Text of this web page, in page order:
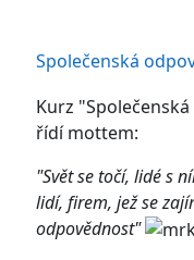
Společenská
Kurz
řídí mottem:
"Svět se točí, lidé s
lidí, firem, jež se
odpovědnost"